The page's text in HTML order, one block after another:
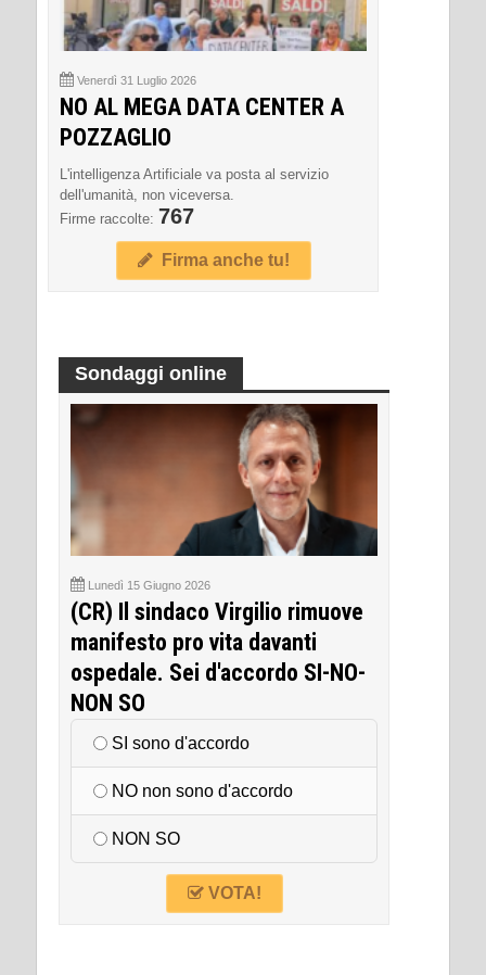
Venerdì 31 Luglio 2026
NO AL MEGA DATA CENTER A
POZZAGLIO
L'intelligenza Artificiale va posta al servizio
dell'umanità, non viceversa.
Firme raccolte: 767
Firma anche tu!
Sondaggi online
Lunedì 15 Giugno 2026
(CR) Il sindaco Virgilio rimuove
manifesto pro vita davanti
ospedale. Sei d'accordo SI-NO-
NON SO
SI sono d'accordo
NO non sono d'accordo
NON SO
VOTA!